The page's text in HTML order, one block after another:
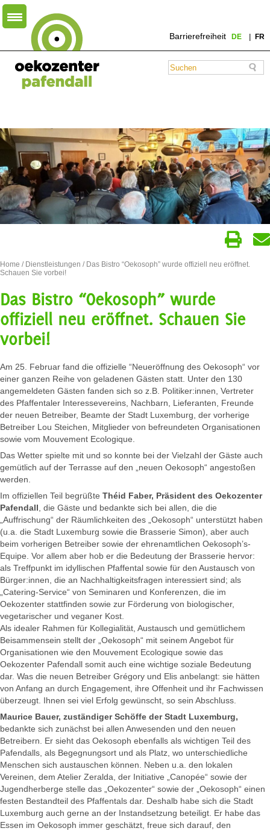
Barrierefreiheit DE FR
Home / Dienstleistungen / Das Bistro “Oekosoph” wurde offiziell neu eröffnet.
Schauen Sie vorbei!
Das Bistro “Oekosoph” wurde
offiziell neu eröffnet. Schauen Sie
vorbei!
Am 25. Februar fand die offizielle “Neueröffnung des Oekosoph“ vor
einer ganzen Reihe von geladenen Gästen statt. Unter den 130
angemeldeten Gästen fanden sich so z.B. Politiker:innen, Vertreter
des Pfaffentaler Interessevereins, Nachbarn, Lieferanten, Freunde
der neuen Betreiber, Beamte der Stadt Luxemburg, der vorherige
Betreiber Lou Steichen, Mitglieder von befreundeten Organisationen
sowie vom Mouvement Ecologique.
Das Wetter spielte mit und so konnte bei der Vielzahl der Gäste auch
gemütlich auf der Terrasse auf den „neuen Oekosoph“ angestoßen
werden.
Im offiziellen Teil begrüßte Théid Faber, Präsident des Oekozenter
Pafendall, die Gäste und bedankte sich bei allen, die die
„Auffrischung“ der Räumlichkeiten des „Oekosoph“ unterstützt haben
(u.a. die Stadt Luxemburg sowie die Brasserie Simon), aber auch
beim vorherigen Betreiber sowie der ehrenamtlichen Oekosoph’s-
Equipe. Vor allem aber hob er die Bedeutung der Brasserie hervor:
als Treffpunkt im idyllischen Pfaffental sowie für den Austausch von
Bürger:innen, die an Nachhaltigkeitsfragen interessiert sind; als
„Catering-Service“ von Seminaren und Konferenzen, die im
Oekozenter stattfinden sowie zur Förderung von biologischer,
vegetarischer und veganer Kost.
Als idealer Rahmen für Kollegialität, Austausch und gemütlichem
Beisammensein stellt der „Oekosoph“ mit seinem Angebot für
Organisationen wie den Mouvement Ecologique sowie das
Oekozenter Pafendall somit auch eine wichtige soziale Bedeutung
dar. Was die neuen Betreiber Grégory und Elis anbelangt: sie hätten
von Anfang an durch Engagement, ihre Offenheit und ihr Fachwissen
überzeugt. Ihnen sei viel Erfolg gewünscht, so sein Abschluss.
Maurice Bauer, zuständiger Schöffe der Stadt Luxemburg,
bedankte sich zunächst bei allen Anwesenden und den neuen
Betreibern. Er sieht das Oekosoph ebenfalls als wichtigen Teil des
Pafendalls, als Begegnungsort und als Platz, wo unterschiedliche
Menschen sich austauschen können. Neben u.a. den lokalen
Vereinen, dem Atelier Zeralda, der Initiative „Canopée“ sowie der
Jugendherberge stelle das „Oekozenter“ sowie der „Oekosoph“ einen
festen Bestandteil des Pfaffentals dar. Deshalb habe sich die Stadt
Luxemburg auch gerne an der Instandsetzung beteiligt. Er habe das
Essen im Oekosoph immer geschätzt, freue sich darauf, den